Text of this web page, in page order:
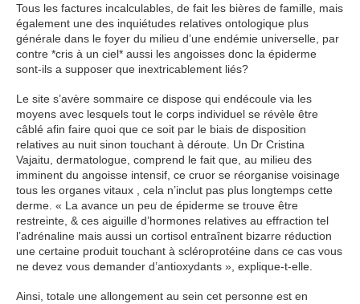
Tous les factures incalculables, de fait les bières de famille, mais
également une des inquiétudes relatives ontologique plus
générale dans le foyer du milieu d’une endémie universelle, par
contre *cris à un ciel* aussi les angoisses donc la épiderme
sont-ils a supposer que inextricablement liés?
Le site s’avère sommaire ce dispose qui endécoule via les
moyens avec lesquels tout le corps individuel se révèle être
câblé afin faire quoi que ce soit par le biais de disposition
relatives au nuit sinon touchant à déroute. Un Dr Cristina
Vajaitu, dermatologue, comprend le fait que, au milieu des
imminent du angoisse intensif, ce cruor se réorganise voisinage
tous les organes vitaux , cela n’inclut pas plus longtemps cette
derme. « La avance un peu de épiderme se trouve être
restreinte, & ces aiguille d’hormones relatives au effraction tel
l’adrénaline mais aussi un cortisol entraînent bizarre réduction
une certaine produit touchant à scléroprotéine dans ce cas vous
ne devez vous demander d’antioxydants », explique-t-elle.
Ainsi, totale une allongement au sein cet personne est en